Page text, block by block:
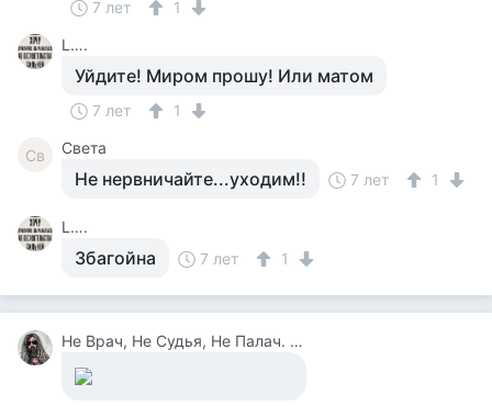
7 лет
1
L….
Уйдите! Миром прошу! Или матом
7 лет 1
Св Света
Не нервничайте...уходим!! 7 лет 1
L….
Збагойна 7 лет 1
Не Врач, Не Судья, Не Палач. Веселюсь И Дурачусь